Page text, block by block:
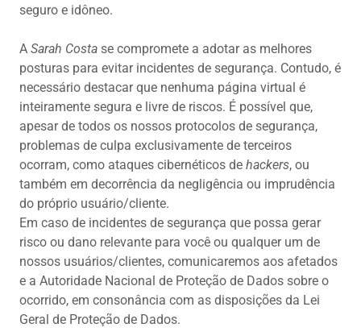
seguro e idôneo.
A Sarah Costa se compromete a adotar as melhores
posturas para evitar incidentes de segurança. Contudo, é
necessário destacar que nenhuma página virtual é
inteiramente segura e livre de riscos. É possível que,
apesar de todos os nossos protocolos de segurança,
problemas de culpa exclusivamente de terceiros
ocorram, como ataques cibernéticos de hackers, ou
também em decorrência da negligência ou imprudência
do próprio usuário/cliente.
Em caso de incidentes de segurança que possa gerar
risco ou dano relevante para você ou qualquer um de
nossos usuários/clientes, comunicaremos aos afetados
e a Autoridade Nacional de Proteção de Dados sobre o
ocorrido, em consonância com as disposições da Lei
Geral de Proteção de Dados.